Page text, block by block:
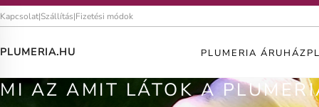
Kapcsolat|Szállítás|Fizetési módok
PLUMERIA.HU PLUMERIA ÁRUHÁZ
MI AZ AMIT LÁTOK A